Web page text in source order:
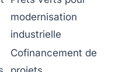
modernisation
industrielle
Cofinancement de